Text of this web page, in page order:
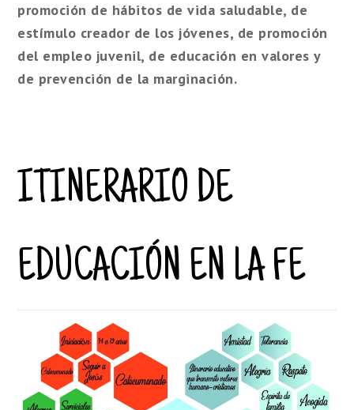
promoción de hábitos de vida saludable, de
estímulo creador de los jóvenes, de promoción
del empleo juvenil, de educación en valores y
de prevención de la marginación.
ITINERARIO DE
EDUCACIÓN EN LA FE